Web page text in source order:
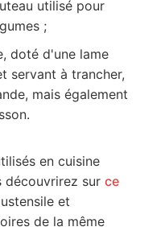
utilisé pour
;
doté d'une lame
servant à trancher,
mais également
en cuisine
découvrirez sur ce
et
de la même